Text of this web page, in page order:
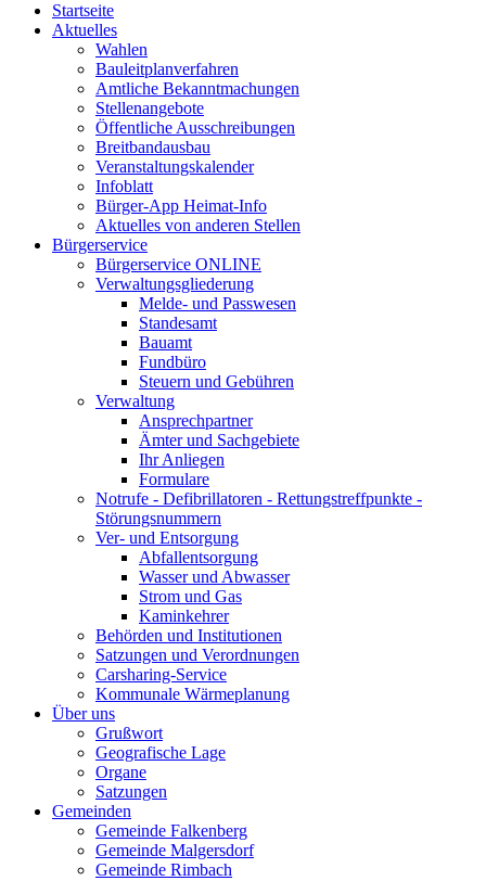
Startseite
Aktuelles
Wahlen
Bauleitplanverfahren
Amtliche Bekanntmachungen
Stellenangebote
Öffentliche Ausschreibungen
Breitbandausbau
Veranstaltungskalender
Infoblatt
Bürger-App Heimat-Info
Aktuelles von anderen Stellen
Bürgerservice
Bürgerservice ONLINE
Verwaltungsgliederung
Melde- und Passwesen
Standesamt
Bauamt
Fundbüro
Steuern und Gebühren
Verwaltung
Ansprechpartner
Ämter und Sachgebiete
Ihr Anliegen
Formulare
Notrufe - Defibrillatoren - Rettungstreffpunkte -
Störungsnummern
Ver- und Entsorgung
Abfallentsorgung
Wasser und Abwasser
Strom und Gas
Kaminkehrer
Behörden und Institutionen
Satzungen und Verordnungen
Carsharing-Service
Kommunale Wärmeplanung
Über uns
Grußwort
Geografische Lage
Organe
Satzungen
Gemeinden
Gemeinde Falkenberg
Gemeinde Malgersdorf
Gemeinde Rimbach